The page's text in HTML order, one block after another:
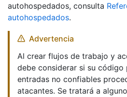
autohospedados, consulta
autohospedados.
Advertencia
Al crear flujos de trabajo y
debe considerar si su código
entradas no confiables
atacantes. Se tratará a